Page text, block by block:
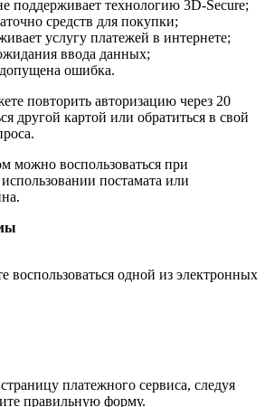
поддерживает технологию 3D-Secure;
средств для покупки;
услугу платежей в интернете;
ввода данных;
ошибка.
повторить авторизацию через 20
другой картой или обратиться в свой
можно воспользоваться при
постамата или
воспользоваться одной из электронных
платежного сервиса, следуя
правильную форму.